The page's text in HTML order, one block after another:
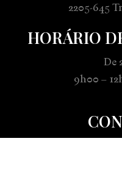
2205-645
HORÁRIO
De
9h00 –